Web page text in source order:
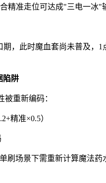
精准走位可达成"三电一冰"
，此时魔血套尚未普及，
陷阱
被重新编码：
精准×0.5）
刷场景下需重新计算魔法